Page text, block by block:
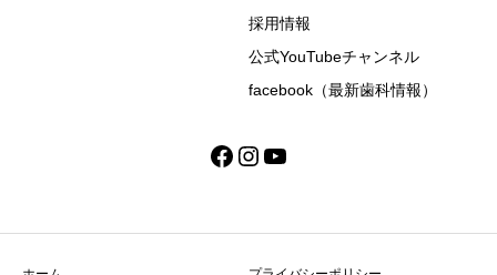
採用情報
公式YouTubeチャンネル
facebook（最新歯科情報）
Facebook
Instagram
YouTube